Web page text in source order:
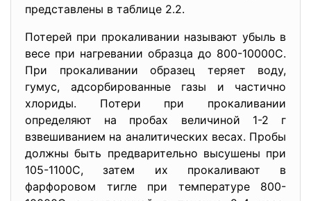
представлены в таблице 2.2.
Потерей при прокаливании называют убыль в
весе при нагревании образца до 800-10000С.
При прокаливании образец теряет воду,
гумус, адсорбированные газы и частично
хлориды. Потери при прокаливании
определяют на пробах величиной 1-2 г
взвешиванием на аналитических весах. Пробы
должны быть предварительно высушены при
105-1100С, затем их прокаливают в
фарфоровом тигле при температуре 800-